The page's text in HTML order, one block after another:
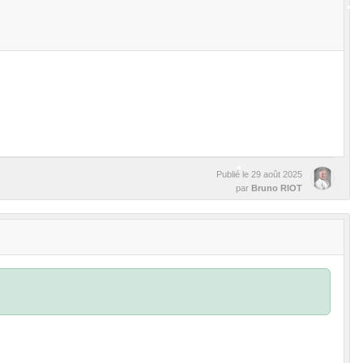
Publié le 29 août 2025
par Bruno RIOT